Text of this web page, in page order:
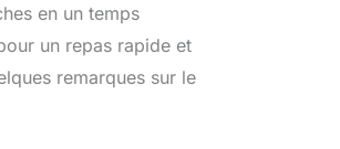
en un temps
un repas rapide et
remarques sur le